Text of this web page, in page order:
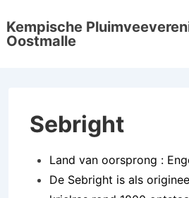
Doorgaan
naar
Kempische
Oostmalle
Sebright
Land van oorsprong :
De Sebright is als